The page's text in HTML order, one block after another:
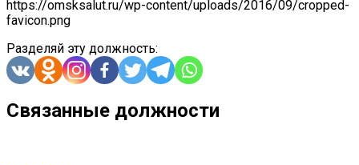
https://omsksalut.ru/wp-content/uploads/2016/09/cropped-
favicon.png
Разделяй эту должность:
Связанные должности